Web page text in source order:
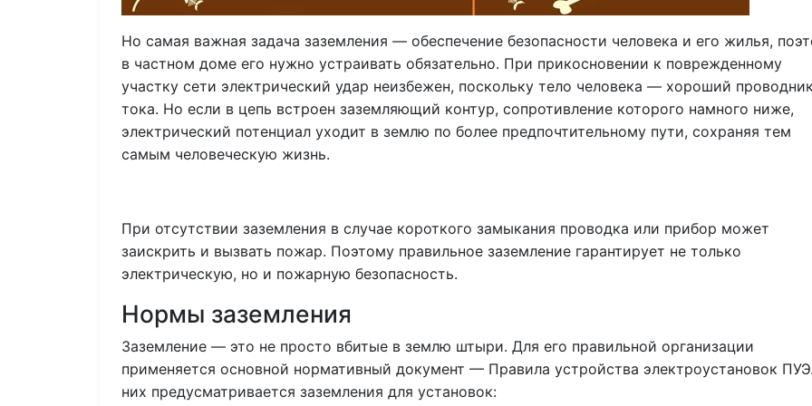
Но самая важная задача заземления — обеспечение безопасности человека и его жилья,
в частном доме его нужно устраивать обязательно. При прикосновении к поврежденному
участку сети электрический удар неизбежен, поскольку тело человека — хороший проводник
тока. Но если в цепь встроен заземляющий контур, сопротивление которого намного ниже,
электрический потенциал уходит в землю по более предпочтительному пути, сохраняя тем
самым человеческую жизнь.
При отсутствии заземления в случае короткого замыкания проводка или прибор может
заискрить и вызвать пожар. Поэтому правильное заземление гарантирует не только
электрическую, но и пожарную безопасность.
Нормы заземления
Заземление — это не просто вбитые в землю штыри. Для его правильной организации
применяется основной нормативный документ — Правила устройства электроустановок
них предусматривается заземления для установок: